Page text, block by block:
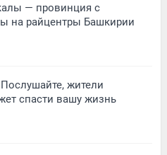
— провинция с
на райцентры Башкирии
жители
спасти вашу жизнь